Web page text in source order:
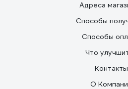
Адреса
Способы
Способы
Что
Контакты
О